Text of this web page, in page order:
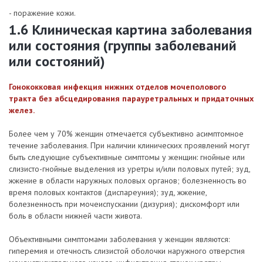
- поражение кожи.
1.6 Клиническая картина заболевания
или состояния (группы заболеваний
или состояний)
Гонококковая инфекция нижних отделов мочеполового
тракта без абсцедирования парауретральных и придаточных
желез.
Более чем у 70% женщин отмечается субъективно асимптомное
течение заболевания. При наличии клинических проявлений могут
быть следующие субъективные симптомы у женщин: гнойные или
слизисто-гнойные выделения из уретры и/или половых путей; зуд,
жжение в области наружных половых органов; болезненность во
время половых контактов (диспареуния); зуд, жжение,
болезненность при мочеиспускании (дизурия); дискомфорт или
боль в области нижней части живота.
Объективными симптомами заболевания у женщин являются:
гиперемия и отечность слизистой оболочки наружного отверстия